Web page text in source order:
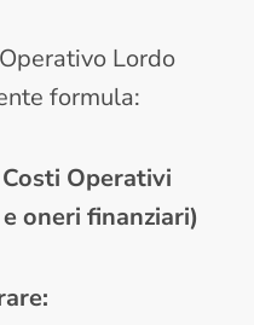
Lordo
formula:
Operativi
oneri finanziari)